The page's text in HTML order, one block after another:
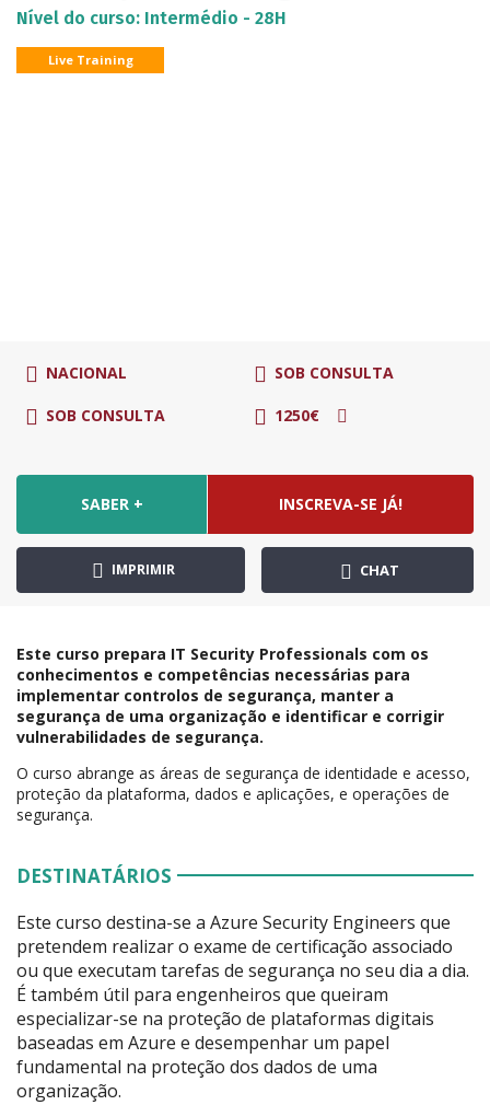
Nível do curso: Intermédio - 28H
Live Training
NACIONAL SOB CONSULTA
SOB CONSULTA 1250€
SABER + INSCREVA-SE JÁ!
IMPRIMIR CHAT
Este curso prepara IT Security Professionals com os
conhecimentos e competências necessárias para
implementar controlos de segurança, manter a
segurança de uma organização e identificar e corrigir
vulnerabilidades de segurança.
O curso abrange as áreas de segurança de identidade e acesso,
proteção da plataforma, dados e aplicações, e operações de
segurança.
DESTINATÁRIOS
Este curso destina-se a Azure Security Engineers que
pretendem realizar o exame de certificação associado
ou que executam tarefas de segurança no seu dia a dia.
É também útil para engenheiros que queiram
especializar-se na proteção de plataformas digitais
baseadas em Azure e desempenhar um papel
fundamental na proteção dos dados de uma
organização.